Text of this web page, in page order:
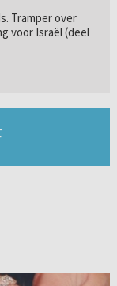
Tramper over
voor Israël (deel